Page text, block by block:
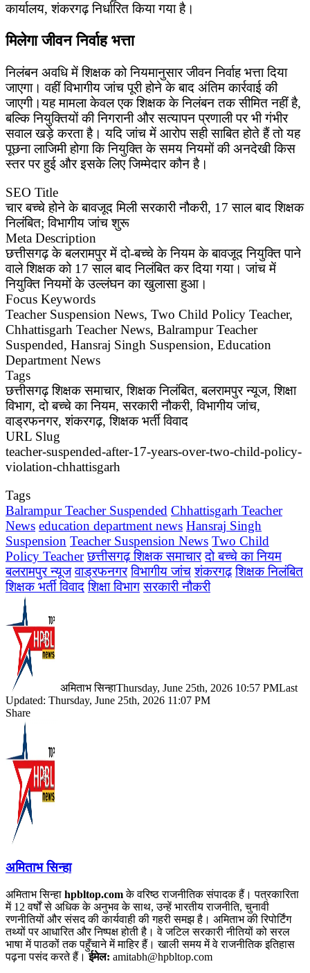
कार्यालय, शंकरगढ़ निर्धारित किया गया है।
मिलेगा जीवन निर्वाह भत्ता
निलंबन अवधि में शिक्षक को नियमानुसार जीवन निर्वाह भत्ता दिया
जाएगा। वहीं विभागीय जांच पूरी होने के बाद अंतिम कार्रवाई की
जाएगी।यह मामला केवल एक शिक्षक के निलंबन तक सीमित नहीं है,
बल्कि नियुक्तियों की निगरानी और सत्यापन प्रणाली पर भी गंभीर
सवाल खड़े करता है। यदि जांच में आरोप सही साबित होते हैं तो यह
पूछना लाजिमी होगा कि नियुक्ति के समय नियमों की अनदेखी किस
स्तर पर हुई और इसके लिए जिम्मेदार कौन है।
SEO Title
चार बच्चे होने के बावजूद मिली सरकारी नौकरी, 17 साल बाद शिक्षक
निलंबित; विभागीय जांच शुरू
Meta Description
छत्तीसगढ़ के बलरामपुर में दो-बच्चे के नियम के बावजूद नियुक्ति पाने
वाले शिक्षक को 17 साल बाद निलंबित कर दिया गया। जांच में
नियुक्ति नियमों के उल्लंघन का खुलासा हुआ।
Focus Keywords
Teacher Suspension News, Two Child Policy Teacher,
Chhattisgarh Teacher News, Balrampur Teacher
Suspended, Hansraj Singh Suspension, Education
Department News
Tags
छत्तीसगढ़ शिक्षक समाचार, शिक्षक निलंबित, बलरामपुर न्यूज, शिक्षा
विभाग, दो बच्चे का नियम, सरकारी नौकरी, विभागीय जांच,
वाड्रफनगर, शंकरगढ़, शिक्षक भर्ती विवाद
URL Slug
teacher-suspended-after-17-years-over-two-child-policy-
violation-chhattisgarh
Tags
Balrampur Teacher Suspended Chhattisgarh Teacher
News education department news Hansraj Singh
Suspension Teacher Suspension News Two Child
Policy Teacher छत्तीसगढ़ शिक्षक समाचार दो बच्चे का नियम
बलरामपुर न्यूज वाड्रफनगर विभागीय जांच शंकरगढ़ शिक्षक निलंबित
शिक्षक भर्ती विवाद शिक्षा विभाग सरकारी नौकरी
अमिताभ सिन्हाThursday, June 25th, 2026 10:57 PMLast
Updated: Thursday, June 25th, 2026 11:07 PM
Share
Facebook
LinkedIn
Pinterest
WhatsApp
Telegram
अमिताभ सिन्हा
अमिताभ सिन्हा hpbltop.comके वरिष्ठ राजनीतिक संपादक हैं। पत्रकारिता
में 12 वर्षों से अधिक के अनुभव के साथ, उन्हें भारतीय राजनीति, चुनावी
रणनीतियों और संसद की कार्यवाही की गहरी समझ है। अमिताभ की रिपोर्टिंग
तथ्यों पर आधारित और निष्पक्ष होती है। वे जटिल सरकारी नीतियों को सरल
भाषा में पाठकों तक पहुँचाने में माहिर हैं। खाली समय में वे राजनीतिक इतिहास
पढ़ना पसंद करते हैं।ईमेल: amitabh@hpbltop.com